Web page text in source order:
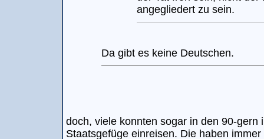
angegliedert zu sein.
Da gibt es keine Deutschen.
doch, viele konnten sogar in den 90-gern
Staatsgefüge einreisen. Die haben